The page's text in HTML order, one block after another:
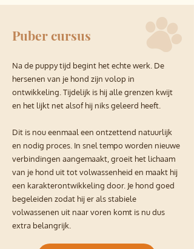
Puber cursus
Na de puppy tijd begint het echte werk. De
hersenen van je hond zijn volop in
ontwikkeling. Tijdelijk is hij alle grenzen kwijt
en het lijkt net alsof hij niks geleerd heeft.
Dit is nou eenmaal een ontzettend natuurlijk
en nodig proces. In snel tempo worden nieuwe
verbindingen aangemaakt, groeit het lichaam
van je hond uit tot volwassenheid en maakt hij
een karakterontwikkeling door. Je hond goed
begeleiden zodat hij er als stabiele
volwassenen uit naar voren komt is nu dus
extra belangrijk.